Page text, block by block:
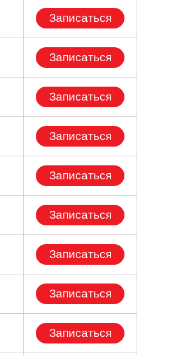
Записаться
Записаться
Записаться
Записаться
Записаться
Записаться
Записаться
Записаться
Записаться